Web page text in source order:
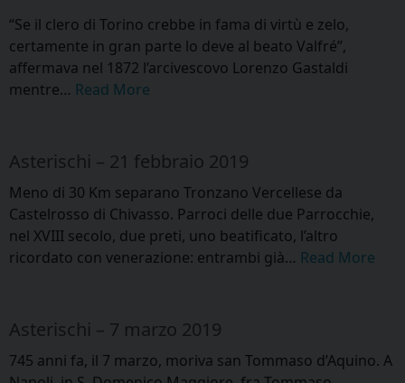
“Se il clero di Torino crebbe in fama di virtù e zelo,
certamente in gran parte lo deve al beato Valfré”,
affermava nel 1872 l’arcivescovo Lorenzo Gastaldi
mentre… Read More
Asterischi – 21 febbraio 2019
Meno di 30 Km separano Tronzano Vercellese da
Castelrosso di Chivasso. Parroci delle due Parrocchie,
nel XVIII secolo, due preti, uno beatificato, l’altro
ricordato con venerazione: entrambi già… Read More
Asterischi – 7 marzo 2019
745 anni fa, il 7 marzo, moriva san Tommaso d’Aquino. A